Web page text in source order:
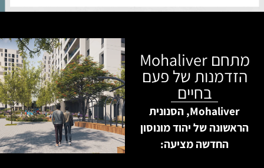
מתחם Mohaliver
הזדמנות של פעם
בחיים
Mohaliver, הסנונית
הראשונה של יהוד מונוסון
החדשה מציעה: